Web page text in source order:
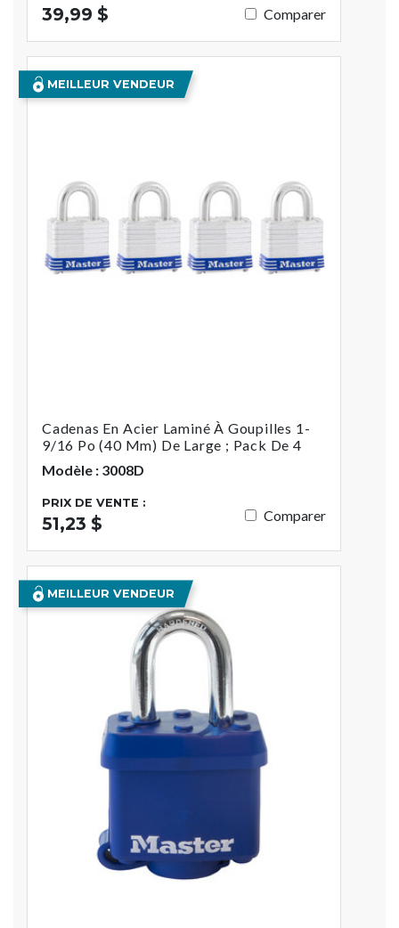
39,99 $ Comparer
MEILLEUR VENDEUR
Cadenas En Acier Laminé À Goupilles 1-
9/16 Po (40 Mm) De Large ; Pack De 4
Modèle : 3008D
PRIX DE VENTE :
51,23 $ Comparer
MEILLEUR VENDEUR